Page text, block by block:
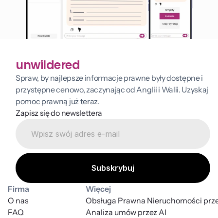
unwildered
Spraw, by najlepsze informacje prawne były dostępne i
przystępne cenowo, zaczynając od Anglii i Walii. Uzyskaj
pomoc prawną już teraz.
Zapisz się do newslettera
Firma
O nas
FAQ
Więcej
Analiza umów przez AI
Obsługa Prawna Nieruchomości